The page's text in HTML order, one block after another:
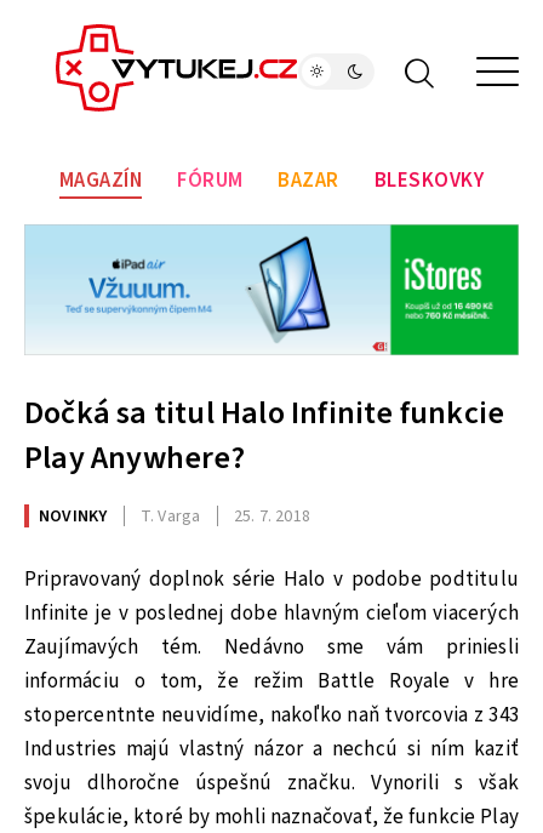
MAGAZÍN FÓRUM BAZAR BLESKOVKY
Dočká sa titul Halo Infinite funkcie
Play Anywhere?
NOVINKY T. Varga 25. 7. 2018
Pripravovaný doplnok série Halo v podobe podtitulu
Infinite je v poslednej dobe hlavným cieľom viacerých
Zaujímavých tém. Nedávno sme vám priniesli
informáciu o tom, že režim Battle Royale v hre
stopercentnte neuvidíme, nakoľko naň tvorcovia z 343
Industries majú vlastný názor a nechcú si ním kaziť
svoju dlhoročne úspešnú značku. Vynorili s však
špekulácie, ktoré by mohli naznačovať, že funkcie Play